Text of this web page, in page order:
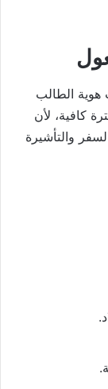
هوية الطالب
كافية، لأن
والتأشيرة